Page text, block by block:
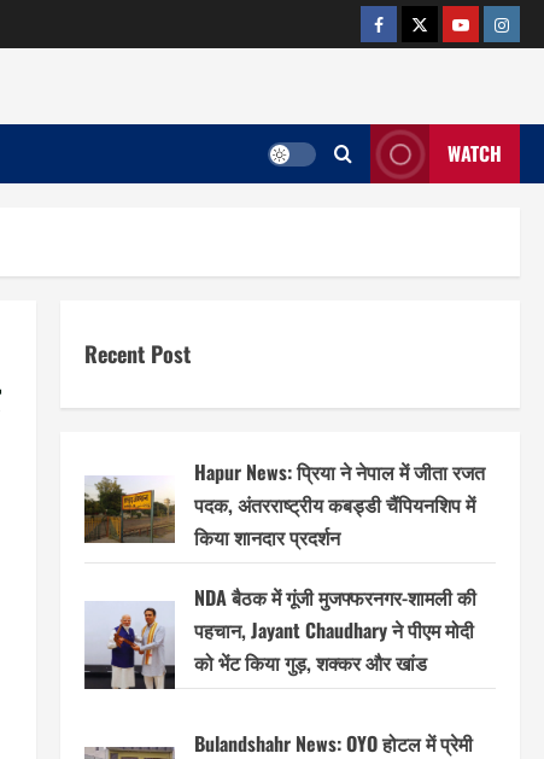
facebooktwitter
WATCH
Recent Post
Hapur News: प्रिया ने नेपाल में जीता रजत
पदक, अंतरराष्ट्रीय कबड्डी चैंपियनशिप में
किया शानदार प्रदर्शन
NDA बैठक में गूंजी मुजफ्फरनगर-शामली की
पहचान, Jayant Chaudhary ने पीएम मोदी
को भेंट किया गुड़, शक्कर और खांड
Bulandshahr News: OYO होटल में प्रेमी